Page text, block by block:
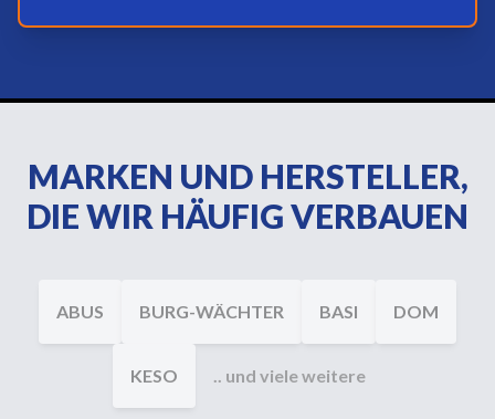
MARKEN UND HERSTELLER,
DIE WIR HÄUFIG VERBAUEN
ABUS BURG-WÄCHTER BASI DOM
KESO .. und viele weitere